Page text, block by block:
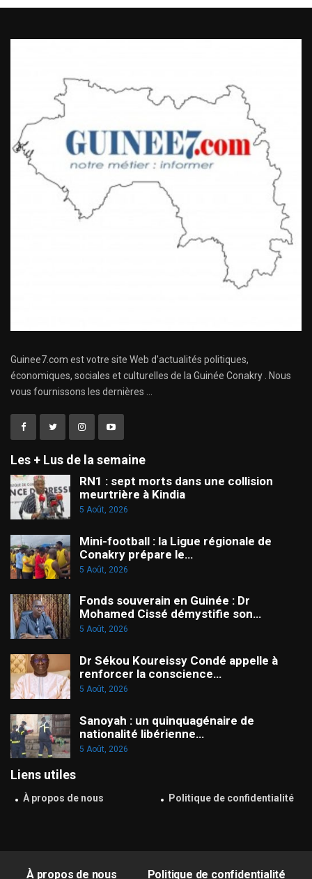
Guinee7.com est votre site Web d'actualités politiques,
économiques, sociales et culturelles de la Guinée Conakry . Nous
vous fournissons les dernières ...
Les + Lus de la semaine
RN1 : sept morts dans une collision
meurtrière à Kindia
5 Août, 2026
Mini-football : la Ligue régionale de
Conakry prépare le…
5 Août, 2026
Fonds souverain en Guinée : Dr
Mohamed Cissé démystifie son…
5 Août, 2026
Dr Sékou Koureissy Condé appelle à
renforcer la conscience…
5 Août, 2026
Sanoyah : un quinquagénaire de
nationalité libérienne…
5 Août, 2026
Liens utiles
À propos de nous Politique de confidentialité
À propos de nous Politique de confidentialité